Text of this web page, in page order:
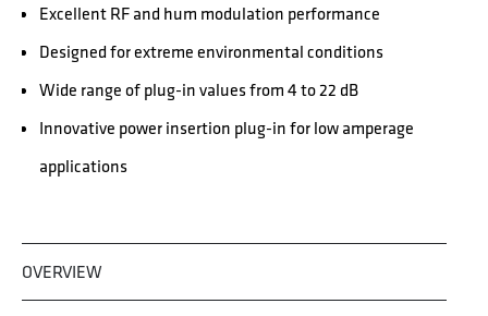
Excellent RF and hum modulation performance
Designed for extreme environmental conditions
Wide range of plug-in values from 4 to 22 dB
Innovative power insertion plug-in for low amperage
applications
OVERVIEW